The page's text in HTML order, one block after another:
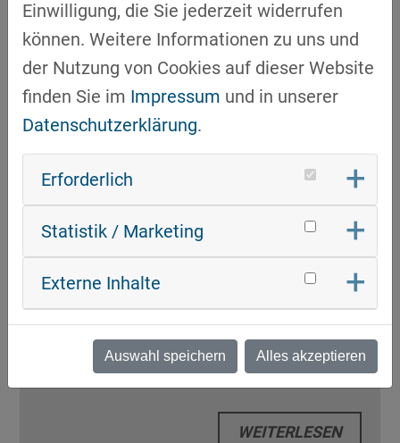
VERNETZUNGSPLATTFORM FÜR
CLUSTERMITGLIEDER
17.04.2023
LogiMAT 2023:
Internationale Fachmesse für
Intralogistik
WEITERLESEN
Einwilligung, die Sie jederzeit widerrufen
können. Weitere Informationen zu uns und
der Nutzung von Cookies auf dieser Website
finden Sie im Impressum und in unserer
Datenschutzerklärung.
Erforderlich
Statistik / Marketing
Externe Inhalte
Auswahl speichern Alles akzeptieren